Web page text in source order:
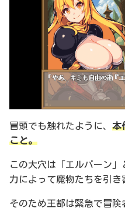
冒頭でも触れたように、 本
こと。
この大穴は「エルバーン
力によって魔物たちを引き
そのため王都は緊急で冒